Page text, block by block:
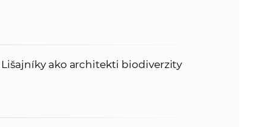
ako architekti biodiverzity